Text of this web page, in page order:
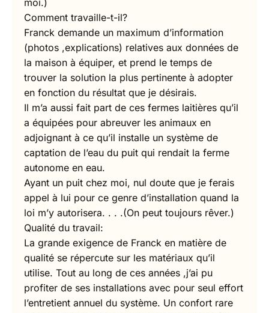
Comment travaille-t-il?
Franck demande un maximum d’information
(photos ,explications) relatives aux données de
la maison à équiper, et prend le temps de
trouver la solution la plus pertinente à adopter
en fonction du résultat que je désirais.
Il m’a aussi fait part de ces fermes laitières qu’il
a équipées pour abreuver les animaux en
adjoignant à ce qu’il installe un système de
captation de l’eau du puit qui rendait la ferme
autonome en eau.
Ayant un puit chez moi, nul doute que je ferais
appel à lui pour ce genre d’installation quand la
loi m’y autorisera. . . .(On peut toujours rêver.)
Qualité du travail:
La grande exigence de Franck en matière de
qualité se répercute sur les matériaux qu’il
utilise. Tout au long de ces années ,j’ai pu
profiter de ses installations avec pour seul effort
l’entretient annuel du système. Un confort rare